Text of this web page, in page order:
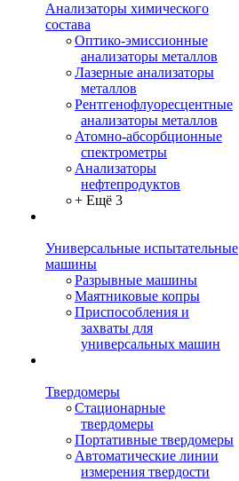
Анализаторы химического
состава
Оптико-эмиссионные
анализаторы металлов
Лазерные анализаторы
металлов
Рентгенофлуоресцентные
анализаторы металлов
Атомно-абсорбционные
спектрометры
Анализаторы
нефтепродуктов
+ Ещё 3
Универсальные испытательные
машины
Разрывные машины
Маятниковые копры
Приспособления и
захваты для
универсальных машин
Твердомеры
Стационарные
твердомеры
Портативные твердомеры
Автоматические линии
измерения твердости